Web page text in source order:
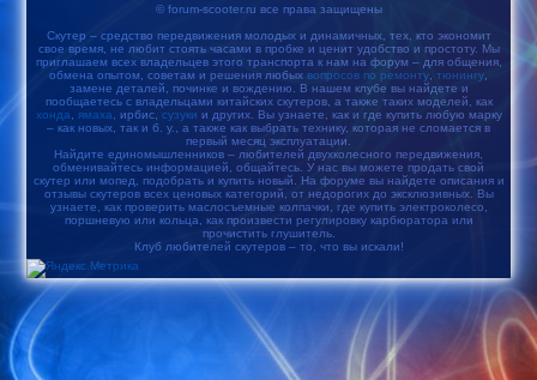
© forum-scooter.ru все права защищены
Скутер – средство передвижения молодых и динамичных, тех, кто экономит
свое время, не любит стоять часами в пробке и ценит удобство и простоту. Мы
приглашаем всех владельцев этого транспорта к нам на форум – для общения,
обмена опытом, советам и решения любых вопросов по ремонту тюнингу
замене деталей, починке и вождению. В нашем клубе вы найдете и
пообщаетесь с владельцами китайских скутеров, а также таких моделей, как
хонда
ямаха , ирбис, сузуки и других. Вы узнаете, как и где купить любую марку
– как новых, так и б. у., а также как выбрать технику, которая не сломается в
первый месяц эксплуатации.
Найдите единомышленников – любителей двухколесного передвижения,
обменивайтесь информацией, общайтесь. У нас вы можете продать свой
скутер или мопед, подобрать и купить новый. На форуме вы найдете описания и
отзывы скутеров всех ценовых категорий, от недорогих до эксклюзивных. Вы
узнаете, как проверить маслосъемные колпачки, где купить электроколесо,
поршневую или кольца, как произвести регулировку карбюратора или
прочистить глушитель.
Клуб любителей скутеров – то, что вы искали!